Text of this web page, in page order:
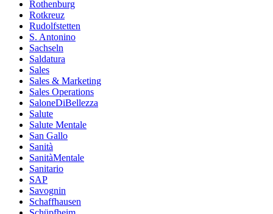
Rothenburg
Rotkreuz
Rudolfstetten
S. Antonino
Sachseln
Saldatura
Sales
Sales & Marketing
Sales Operations
SaloneDiBellezza
Salute
Salute Mentale
San Gallo
Sanità
SanitàMentale
Sanitario
SAP
Savognin
Schaffhausen